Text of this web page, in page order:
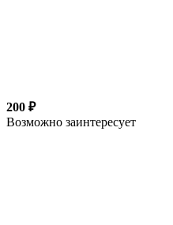
200 ₽
Возможно заинтересует